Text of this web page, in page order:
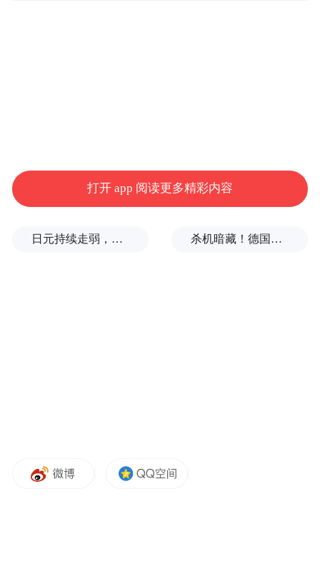
鲁西北、冀东南重要三甲医院和国家区域医
打开 app 阅读更多精彩内容
日元持续走弱，给我们什么样的机会？ 杀机暗藏！德国机场发现携爆炸物无人机，或涉及外国势力